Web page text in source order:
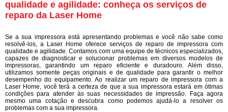
qualidade e agilidade: conheça os serviços de
reparo da Laser Home
Se a sua impressora está apresentando problemas e você não sabe como
resolvê-los, a Laser Home oferece serviços de reparo de impressora com
qualidade e agilidade. Contamos com uma equipe de técnicos especializados,
capazes de diagnosticar e solucionar problemas em diversos modelos de
impressoras, garantindo um reparo eficiente e duradouro. Além disso,
utilizamos somente peças originais e de qualidade para garantir o melhor
desempenho do equipamento. Ao realizar um reparo de impressora com a
Laser Home, você terá a certeza de que a sua impressora estará em ótimas
condições para atender às suas necessidades de impressão. Faça agora
mesmo uma cotação e descubra como podemos ajudá-lo a resolver os
problemas com a sua impressora.